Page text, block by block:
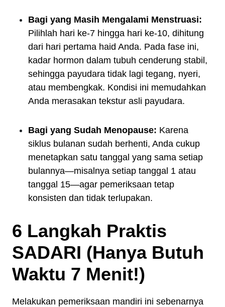
Bagi yang Masih Mengalami Menstruasi:
Pilihlah hari ke-7 hingga hari ke-10, dihitung
dari hari pertama haid Anda. Pada fase ini,
kadar hormon dalam tubuh cenderung stabil,
sehingga payudara tidak lagi tegang, nyeri,
atau membengkak. Kondisi ini memudahkan
Anda merasakan tekstur asli payudara.
Bagi yang Sudah Menopause: Karena
siklus bulanan sudah berhenti, Anda cukup
menetapkan satu tanggal yang sama setiap
bulannya—misalnya setiap tanggal 1 atau
tanggal 15—agar pemeriksaan tetap
konsisten dan tidak terlupakan.
6 Langkah Praktis
SADARI (Hanya Butuh
Waktu 7 Menit!)
Melakukan pemeriksaan mandiri ini sebenarnya